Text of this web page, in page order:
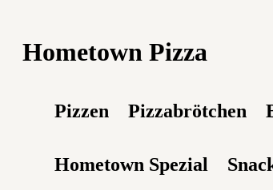
Hometown Pizza
Pizzen Pizzabrötchen
Hometown Spezial